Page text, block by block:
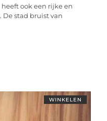
ook een rijke en
stad bruist van
WINKELEN